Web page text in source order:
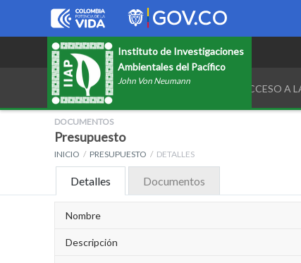
Instituto de Investigaciones
Ambientales del Pacífico
John Von Neumann
TRANSPARENCIA Y ACCESO A
DOCUMENTOS
Presupuesto
INICIO PRESUPUESTO DETALLES
Detalles Documentos
Nombre
Descripción